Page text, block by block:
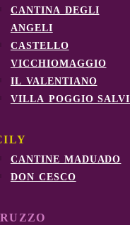
cantina degli
angeli
castello
vicchiomaggio
il valentiano
villa poggio salvi
cantine maduado
don cesco